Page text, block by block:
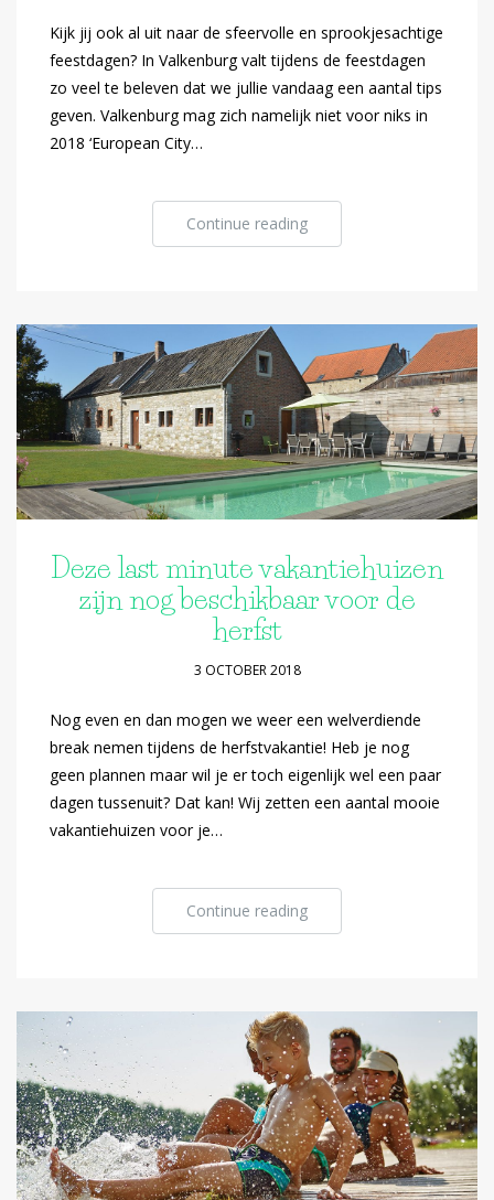
Kijk jij ook al uit naar de sfeervolle en sprookjesachtige
feestdagen? In Valkenburg valt tijdens de feestdagen
zo veel te beleven dat we jullie vandaag een aantal tips
geven. Valkenburg mag zich namelijk niet voor niks in
2018 ‘European City…
Continue reading
Deze last minute vakantiehuizen
zijn nog beschikbaar voor de
herfst
3 OCTOBER 2018
Nog even en dan mogen we weer een welverdiende
break nemen tijdens de herfstvakantie! Heb je nog
geen plannen maar wil je er toch eigenlijk wel een paar
dagen tussenuit? Dat kan! Wij zetten een aantal mooie
vakantiehuizen voor je…
Continue reading